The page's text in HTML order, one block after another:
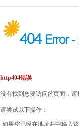
http404错误
没有找到您要访问的页面，
请尝试以下操作：
·如果您已经在地址栏中输入